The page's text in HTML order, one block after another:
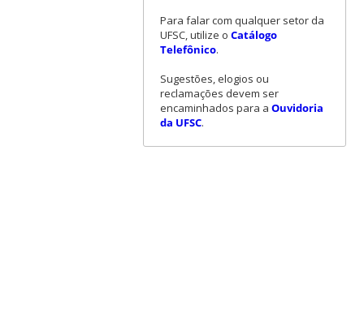
Para falar com qualquer setor da
UFSC, utilize o Catálogo
Telefônico.
Sugestões, elogios ou
reclamações devem ser
encaminhados para a Ouvidoria
da UFSC.